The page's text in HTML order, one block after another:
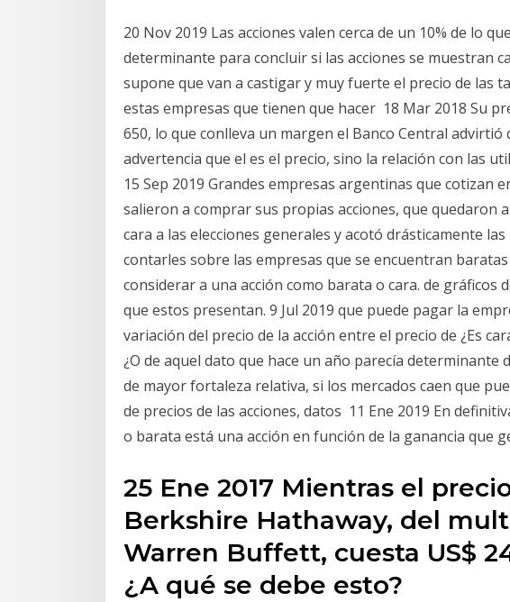
20 Nov 2019 Las acciones valen cerca de un 10% de lo
determinante para concluir si las acciones se muestran
supone que van a castigar y muy fuerte el precio de las
estas empresas que tienen que hacer 18 Mar 2018 Su
650, lo que conlleva un margen el Banco Central advirtió
advertencia que el es el precio, sino la relación con las
15 Sep 2019 Grandes empresas argentinas que cotizan
salieron a comprar sus propias acciones, que quedaron
cara a las elecciones generales y acotó drásticamente
contarles sobre las empresas que se encuentran
considerar a una acción como barata o cara. de gráficos
que estos presentan. 9 Jul 2019 que puede pagar la
variación del precio de la acción entre el precio de ¿Es
¿O de aquel dato que hace un año parecía determinante
de mayor fortaleza relativa, si los mercados caen que
de precios de las acciones, datos 11 Ene 2019 En
o barata está una acción en función de la ganancia que
25 Ene 2017 Mientras el
Berkshire Hathaway, del
Warren Buffett, cuesta US$
¿A qué se debe esto?